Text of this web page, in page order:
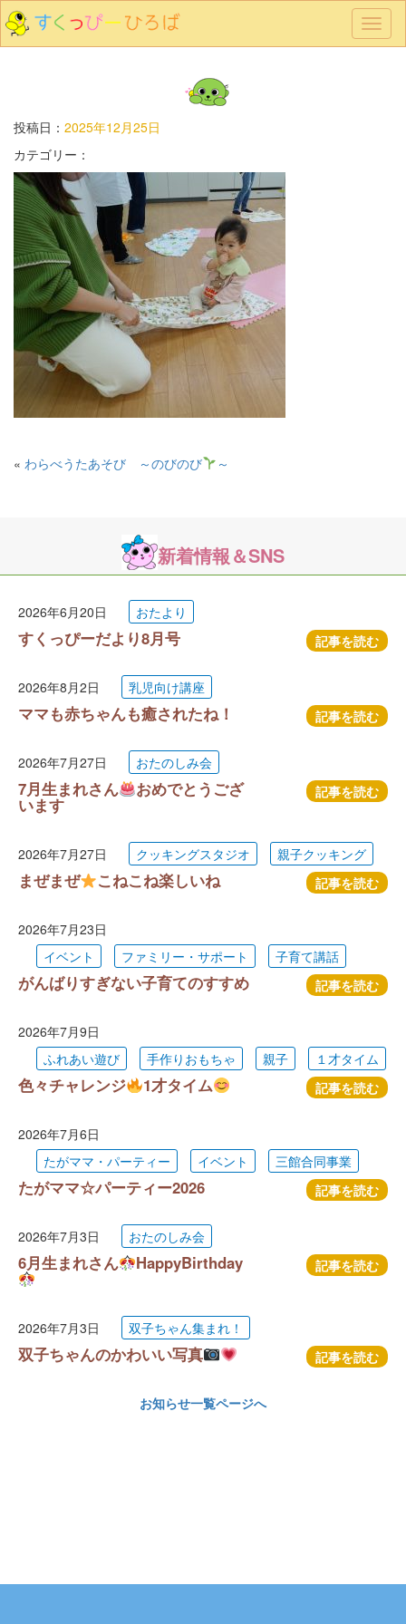
メ
ニ
投稿日： 2025年12月25日
カテゴリー：
« わらべうたあそび ～のびのび ～
新着情報＆SNS
2026年6月20日 おたより
すくっぴーだより8月号 記事を読む
2026年8月2日 乳児向け講座
ママも赤ちゃんも癒されたね！ 記事を読む
2026年7月27日 おたのしみ会
7月生まれさん おめでとうござ
います
記事を読む
2026年7月27日 クッキングスタジオ 親子クッキング
まぜまぜ こねこね楽しいね 記事を読む
2026年7月23日
イベント
ファミリー・サポート 子育て講話
がんばりすぎない子育てのすすめ 記事を読む
2026年7月9日
ふれあい遊び
手作りおもちゃ 親子 １才タイム
色々チャレンジ 1才タイム 記事を読む
2026年7月6日
たがママ・パーティー
イベント 三館合同事業
たがママ☆パーティー2026 記事を読む
2026年7月3日 おたのしみ会
6月生まれさん HappyBirthday 記事を読む
2026年7月3日 双子ちゃん集まれ！
双子ちゃんのかわいい写真 記事を読む
お知らせ一覧ページへ